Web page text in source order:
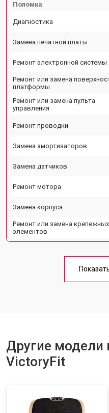
Поломка
Диагностика
Замена печатной платы
Ремонт электронной системы
Ремонт или замена
платформы
Ремонт или замена пульта
управления
Ремонт проводки
Замена амортизаторов
Замена датчиков
Ремонт мотора
Замена корпуса
Ремонт или замена крепежных
элементов
Другие модели
VictoryFit